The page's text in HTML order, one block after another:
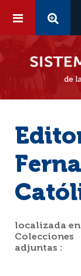
de
localizada en
Colecciones
adjuntas :